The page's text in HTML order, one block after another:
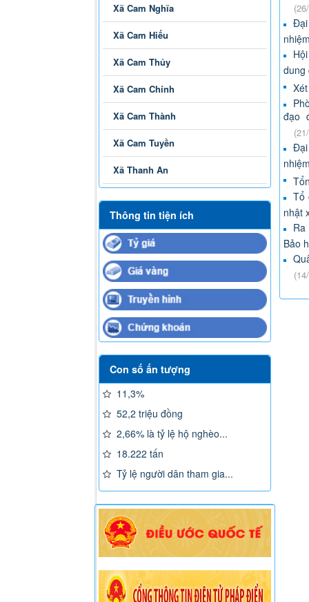
Xã Cam Nghĩa
Xã Cam Hiếu
Xã Cam Thủy
Xã Cam Chính
Xã Cam Thành
Xã Cam Tuyền
Xã Thanh An
Thông tin tiện ích
Con số ấn tượng
11,3%
52,2 triệu đồng
2,66% là tỷ lệ hộ nghèo...
18.222 tấn
Tỷ lệ người dân tham gia...
dung
đạo
Tổ
nhật
Bảo